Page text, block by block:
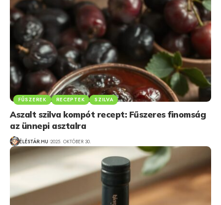
FŰSZEREK RECEPTEK SZILVA
Aszalt szilva kompót recept: Fűszeres finomság
az ünnepi asztalra
ÉLÉSTÁR.HU 2025. OKTÓBER 30.